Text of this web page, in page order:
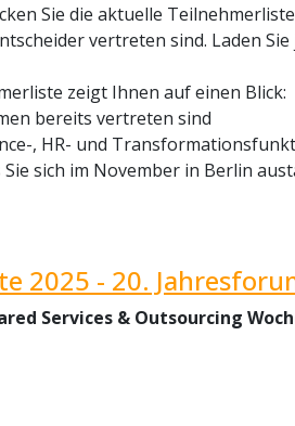
Sie die aktuelle
vertreten sind. Laden
zeigt Ihnen auf einen Blick:
bereits vertreten sind
, HR- und
sich im November in Berlin
2025 - 20.
Services & Outsourcing